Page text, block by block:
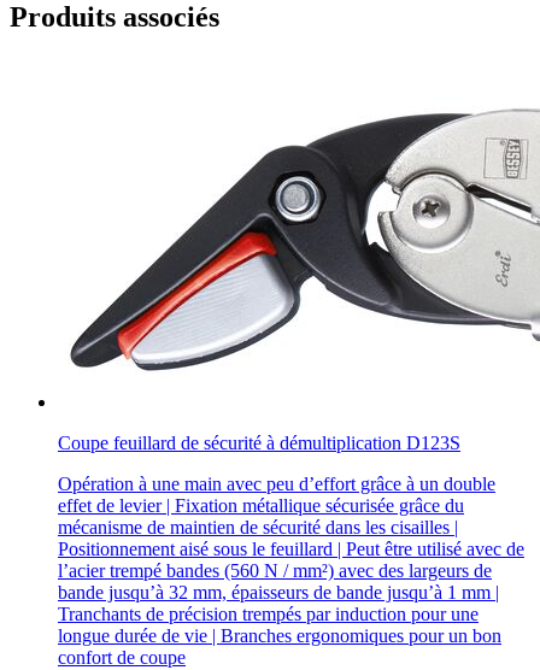
Produits associés
Coupe feuillard de sécurité à démultiplication D123S
Opération à une main avec peu d’effort grâce à un double
effet de levier | Fixation métallique sécurisée grâce du
mécanisme de maintien de sécurité dans les cisailles |
Positionnement aisé sous le feuillard | Peut être utilisé avec de
l’acier trempé bandes (560 N / mm²) avec des largeurs de
bande jusqu’à 32 mm, épaisseurs de bande jusqu’à 1 mm |
Tranchants de précision trempés par induction pour une
longue durée de vie | Branches ergonomiques pour un bon
confort de coupe